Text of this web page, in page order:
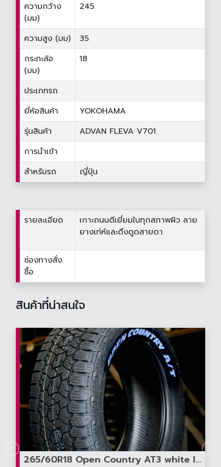
ความกว้าง
(มม)
245
ความสูง (มม)
35
กระทะล้อ
(มม)
18
ประเภทรถ
ยี่ห้อสินค้า
YOKOHAMA
รุ่นสินค้า
ADVAN FLEVA V701
การนำเข้า
สำหรับรถ
ญี่ปุ่น
รายละเอียด
เกาะถนนดีเยี่ยมในทุกสภาพผิว ลาย
ยางเท่ห์และดึงดูดสายตา
ช่องทางสั่ง
ซื้อ
สินค้าที่น่าสนใจ
265/60R18 Open Country AT3 white letter